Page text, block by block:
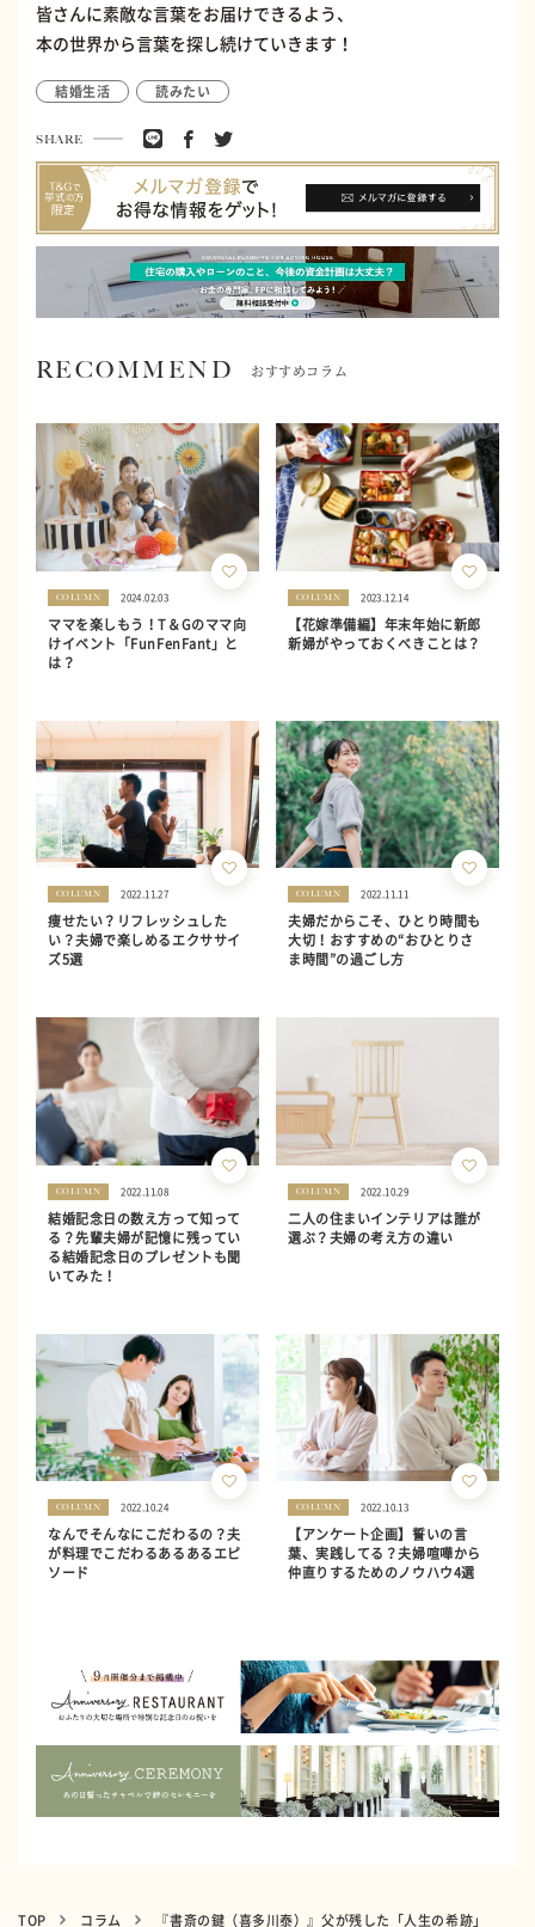
皆さんに素敵な言葉をお届けできるよう、
本の世界から言葉を探し続けていきます！
結婚生活 読みたい
SHARE
RECOMMEND おすすめコラム
COLUMN 2024.02.03
ママを楽しもう！T＆Gのママ向
けイベント「FunFenFant」と
は？
COLUMN 2023.12.14
【花嫁準備編】年末年始に新郎
新婦がやっておくべきことは？
COLUMN 2022.11.27
痩せたい？リフレッシュした
い？夫婦で楽しめるエクササイ
ズ5選
COLUMN 2022.11.11
夫婦だからこそ、ひとり時間も
大切！おすすめの“おひとりさ
ま時間”の過ごし方
COLUMN 2022.11.08
結婚記念日の数え方って知って
る？先輩夫婦が記憶に残ってい
る結婚記念日のプレゼントも聞
いてみた！
COLUMN 2022.10.29
二人の住まいインテリアは誰が
選ぶ？夫婦の考え方の違い
COLUMN 2022.10.24
なんでそんなにこだわるの？夫
が料理でこだわるあるあるエピ
ソード
COLUMN 2022.10.13
【アンケート企画】誓いの言
葉、実践してる？夫婦喧嘩から
仲直りするためのノウハウ4選
TOP コラム 『書斎の鍵（喜多川泰）』父が残した「人生の希跡」